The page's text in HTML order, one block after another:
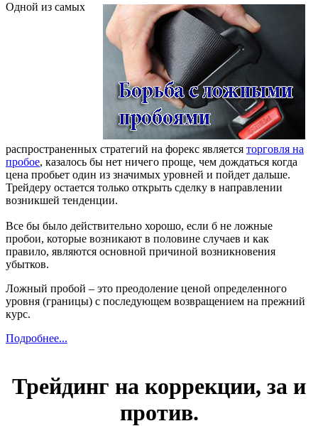
Одной из самых
распространенных стратегий на форекс является торговля на
пробое, казалось бы нет ничего проще, чем дождаться когда
цена пробьет один из значимых уровней и пойдет дальше.
Трейдеру остается только открыть сделку в направлении
возникшей тенденции.
Все бы было действительно хорошо, если б не ложные
пробои, которые возникают в половине случаев и как
правило, являются основной причиной возникновения
убытков.
Ложный пробой – это преодоление ценой определенного
уровня (границы) с последующем возвращением на прежний
курс.
Подробнее...
Трейдинг на коррекции, за и
против.